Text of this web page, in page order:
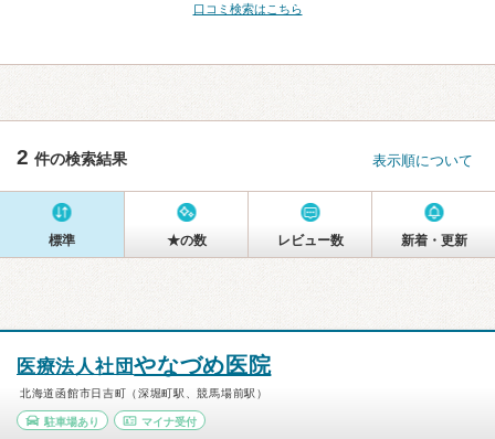
口コミ検索はこちら
2 件の検索結果 表示順について
標準 ★の数 レビュー数 新着・更新
医療法人社団やなづめ医院
北海道函館市日吉町（深堀町駅、競馬場前駅）
駐車場あり マイナ受付